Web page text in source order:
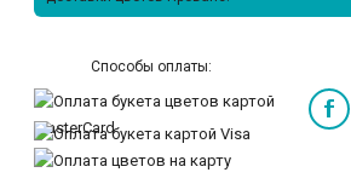
Способы оплаты: